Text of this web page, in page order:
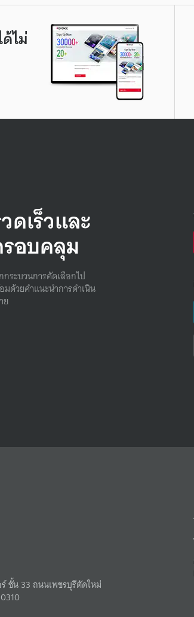
ไม่
ดเร็วและ
อบคลุม
ระบวนการคัดเลือกไป
ด้วยคําแนะนําการดําเนิน
ย
ชั้น 33 ถนนเพชรบุรีตัดใหม่